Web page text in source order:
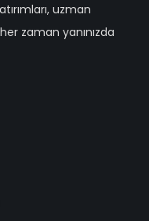
uzman
zaman yanınızda